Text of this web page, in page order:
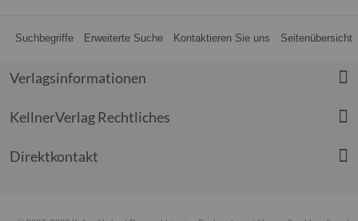
Suchbegriffe Erweiterte Suche Kontaktieren Sie uns Seitenübersicht
Verlagsinformationen
KellnerVerlag Rechtliches
Direktkontakt